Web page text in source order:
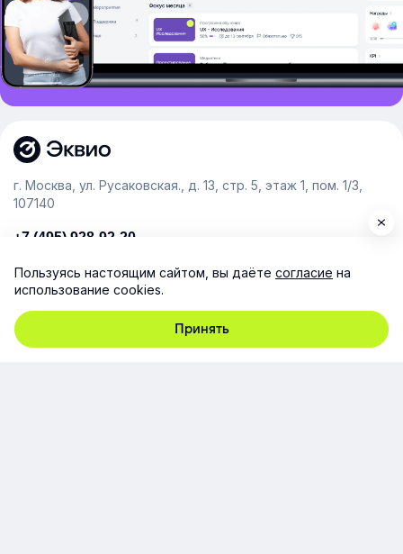
г. Москва, ул. Русаковская., д. 13, стр. 5, этаж 1, пом. 1/3,
107140
+7 (495) 928-92-20
Расскажем о платформе и предоставим бесплатный
демо-доступ
Пользуясь настоящим сайтом, вы даёте согласие на
использование cookies.
Принять